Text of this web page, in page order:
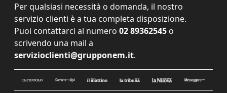
Per qualsiasi necessità o domanda, il nostro
servizio clienti è a tua completa disposizione.
Puoi contattarci al numero 02 89362545 o
scrivendo una mail a
servizioclienti@grupponem.it.